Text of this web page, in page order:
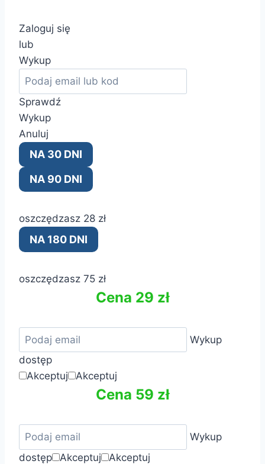
Zaloguj się
lub
Wykup
Sprawdź
Wykup
Anuluj
NA 30 DNI
NA 90 DNI
oszczędzasz 28 zł
NA 180 DNI
oszczędzasz 75 zł
Cena 29 zł
Wykup
dostęp
Akceptuj
Akceptuj
Cena 59 zł
Wykup
dostęp
Akceptuj Akceptuj